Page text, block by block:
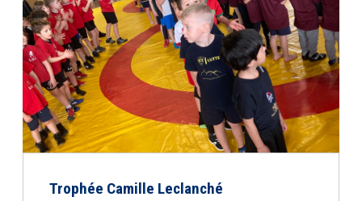
Trophée Camille Leclanché